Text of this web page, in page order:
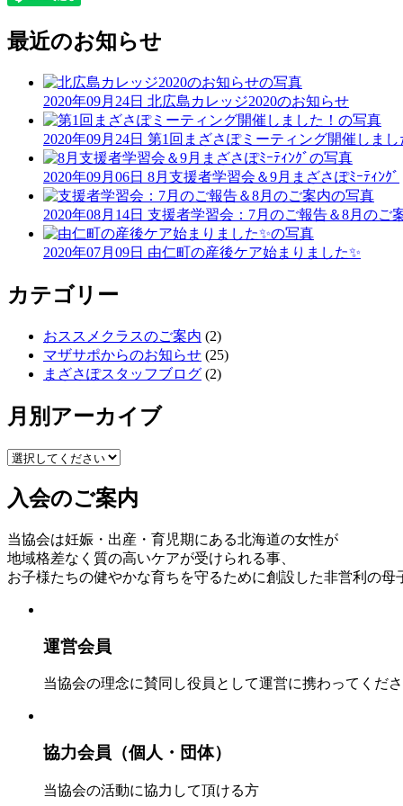
最近のお知らせ
2020年09月24日 北広島カレッジ2020のお知らせ
2020年09月24日 第1回まざさぽミーティング開催しまし
2020年09月06日 8月支援者学習会＆9月まざさぽﾐｰﾃｨﾝｸﾞ
2020年08月14日 支援者学習会：7月のご報告＆8月のご
2020年07月09日 由仁町の産後ケア始まりました✨
カテゴリー
おススメクラスのご案内 (2)
マザサポからのお知らせ (25)
まざさぽスタッフブログ (2)
月別アーカイブ
入会のご案内
当協会は妊娠・出産・育児期にある北海道の女性が
地域格差なく質の高いケアが受けられる事、
お子様たちの健やかな育ちを守るために創設した非営利の母
運営会員
当協会の理念に賛同し役員として運営に携わってくだ
協力会員（個人・団体）
当協会の活動に協力して頂ける方